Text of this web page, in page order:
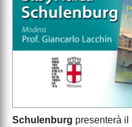
Schulenburg presenterà il